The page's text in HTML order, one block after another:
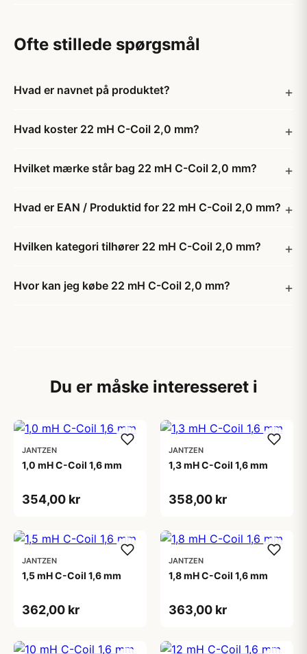
Ofte stillede spørgsmål
Hvad er navnet på produktet?
Hvad koster 22 mH C-Coil 2,0 mm?
Hvilket mærke står bag 22 mH C-Coil 2,0 mm?
Hvad er EAN / Produktid for 22 mH C-Coil 2,0 mm?
Hvilken kategori tilhører 22 mH C-Coil 2,0 mm?
Hvor kan jeg købe 22 mH C-Coil 2,0 mm?
Du er måske interesseret i
JANTZEN
1,0 mH C-Coil 1,6 mm
354,00 kr
JANTZEN
1,3 mH C-Coil 1,6 mm
358,00 kr
JANTZEN
1,5 mH C-Coil 1,6 mm
362,00 kr
JANTZEN
1,8 mH C-Coil 1,6 mm
363,00 kr